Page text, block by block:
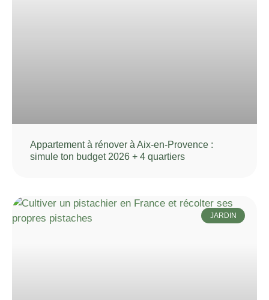
Appartement à rénover à Aix-en-Provence :
simule ton budget 2026 + 4 quartiers
JARDIN